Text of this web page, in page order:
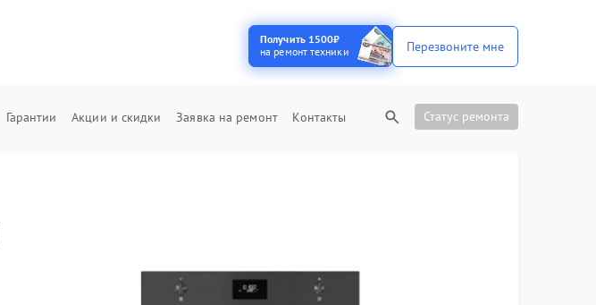
Получить 1500₽
на ремонт техники
Перезвоните мне
Гарантии Акции и скидки Заявка на ремонт Контакты Статус ремонта